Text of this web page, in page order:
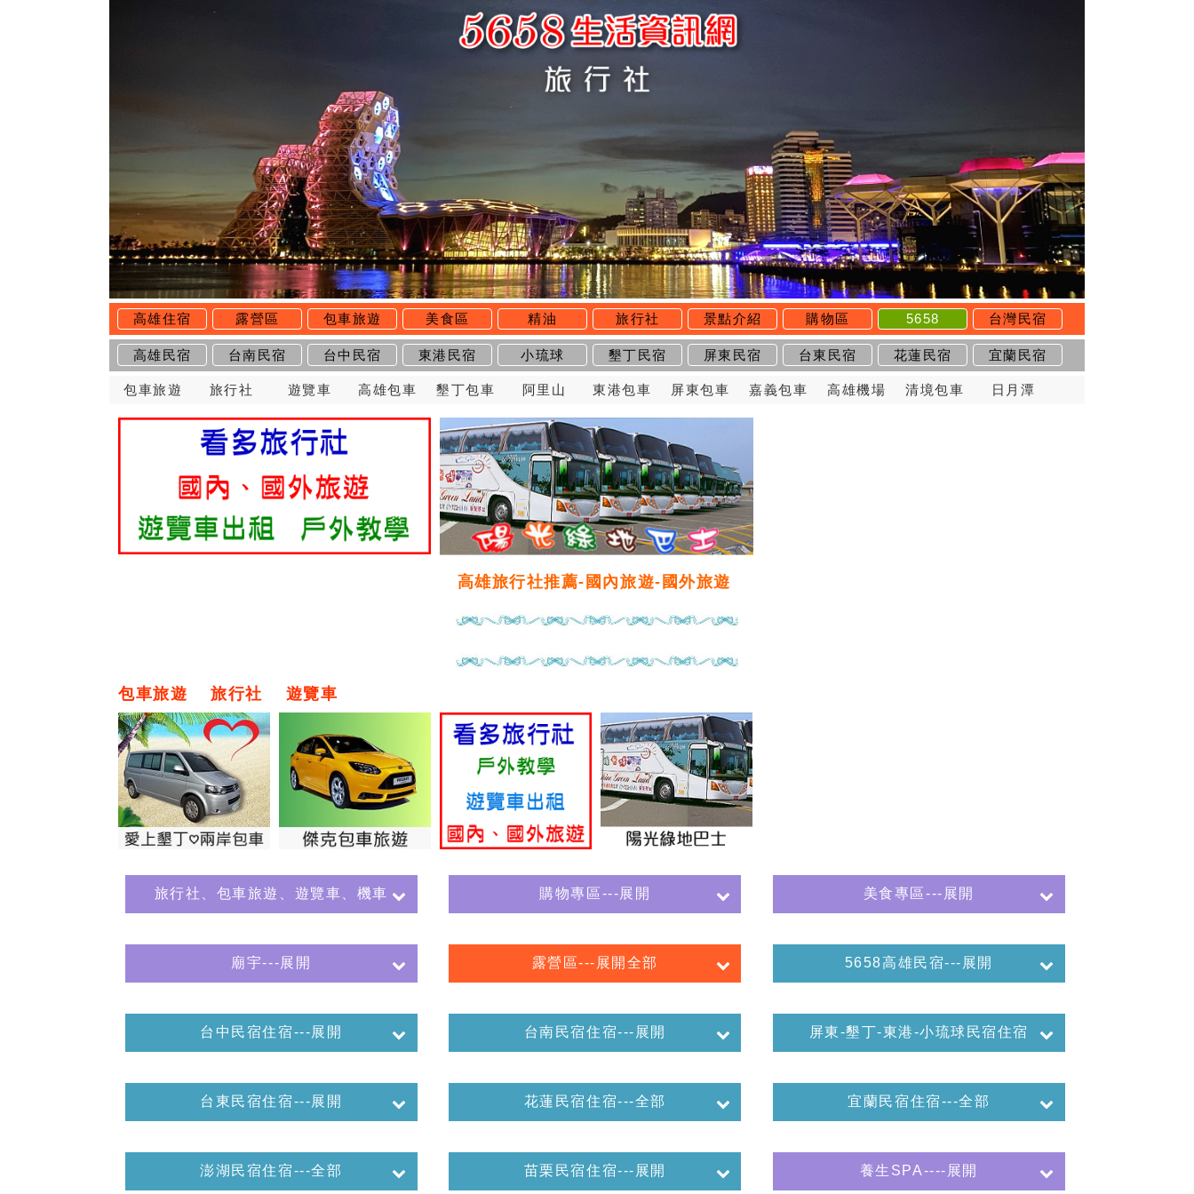
高雄住宿 露營區 包車旅遊 美食區 精油 旅行社 景點介紹 購物區 5658 台灣民宿
高雄民宿 台南民宿 台中民宿 東港民宿 小琉球 墾丁民宿 屏東民宿 台東民宿 花蓮民宿 宜蘭民宿
包車旅遊 旅行社 遊覽車 高雄包車 墾丁包車 阿里山 東港包車 屏東包車 嘉義包車 高雄機場 清境包車 日月潭
高雄旅行社推薦-國內旅遊-國外旅遊
包車旅遊 旅行社 遊覽車
旅行社、包車旅遊、遊覽車、機車 購物專區---展開 美食專區---展開
廟宇---展開 露營區---展開全部 5658高雄民宿---展開
台中民宿住宿---展開 台南民宿住宿---展開 屏東-墾丁-東港-小琉球民宿住宿
台東民宿住宿---展開 花蓮民宿住宿---全部 宜蘭民宿住宿---全部
澎湖民宿住宿---全部 苗栗民宿住宿---展開 養生SPA----展開